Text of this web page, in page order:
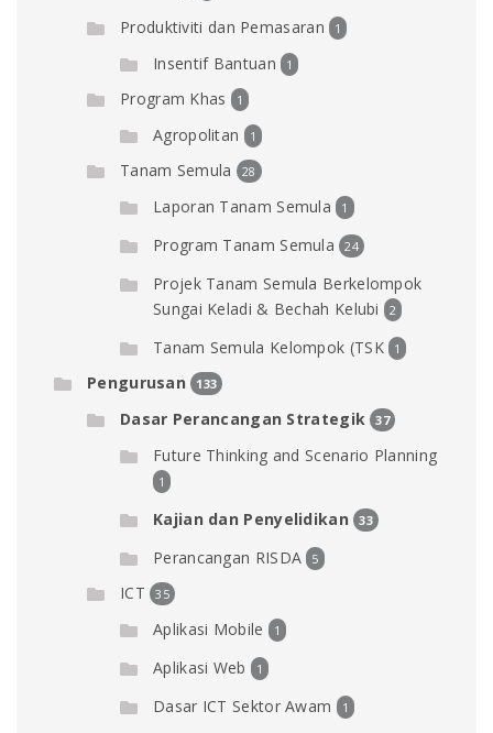
Produktiviti dan Pemasaran 1
Insentif Bantuan 1
Program Khas 1
Agropolitan 1
Tanam Semula 28
Laporan Tanam Semula 1
Program Tanam Semula 24
Projek Tanam Semula Berkelompok
Sungai Keladi & Bechah Kelubi
2
Tanam Semula Kelompok (TSK 1
Pengurusan 133
Dasar Perancangan Strategik 37
Future Thinking and Scenario Planning
1
Kajian dan Penyelidikan 33
Perancangan RISDA 5
ICT 35
Aplikasi Mobile 1
Aplikasi Web 1
Dasar ICT Sektor Awam 1